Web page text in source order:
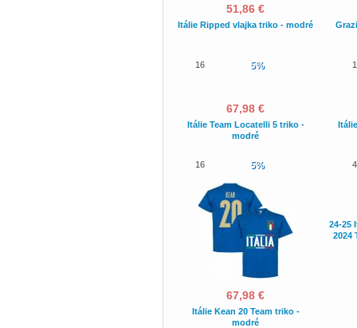
51,86 €
Itálie Ripped vlajka triko - modré
16 5%
67,98 €
Itálie Team Locatelli 5 triko -
modré
16 5%
67,98 €
Itálie Kean 20 Team triko -
modré
24-25
2024